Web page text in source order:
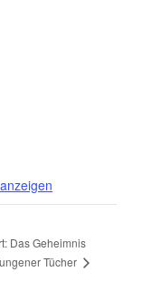
Das Geheimnis
Tücher